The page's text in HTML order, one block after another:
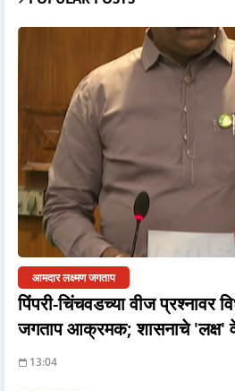
आमदार लक्ष्मण जगताप
पिंपरी-चिंचवडच्या वीज
जगताप आक्रमक; शासनाचे 'लक्ष'
13:04